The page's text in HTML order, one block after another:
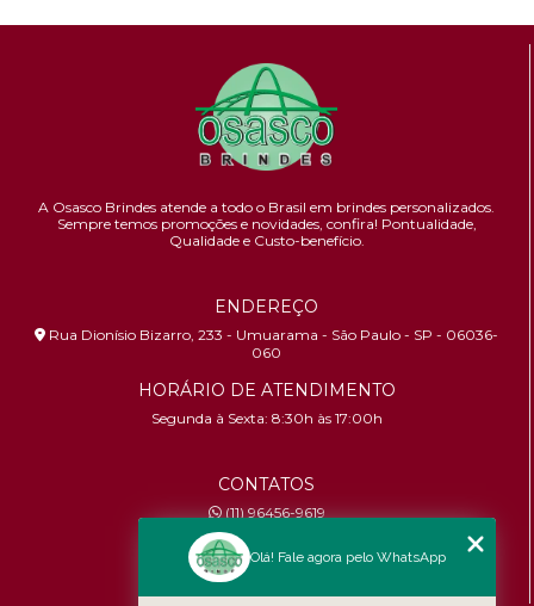
A Osasco Brindes atende a todo o Brasil em brindes personalizados.
Sempre temos promoções e novidades, confira! Pontualidade,
Qualidade e Custo-benefício.
ENDEREÇO
Rua Dionísio Bizarro, 233 - Umuarama - São Paulo - SP - 06036-
060
HORÁRIO DE ATENDIMENTO
Segunda à Sexta: 8:30h às 17:00h
CONTATOS
(11) 96456-9619
contato@osascobrindes.com.br
CNPJ:26.434.153/0001-30
Olá! Fale agora pelo WhatsApp